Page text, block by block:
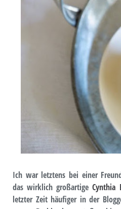
Ich war letztens bei einer
das wirklich großartigeCynthia
letzter Zeit häufiger in der